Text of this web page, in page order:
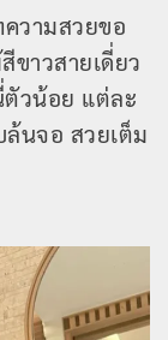
วามสวยขอ
าวสายเดี่ยว
วน้อย แต่ละ
นจอ สวยเต็ม